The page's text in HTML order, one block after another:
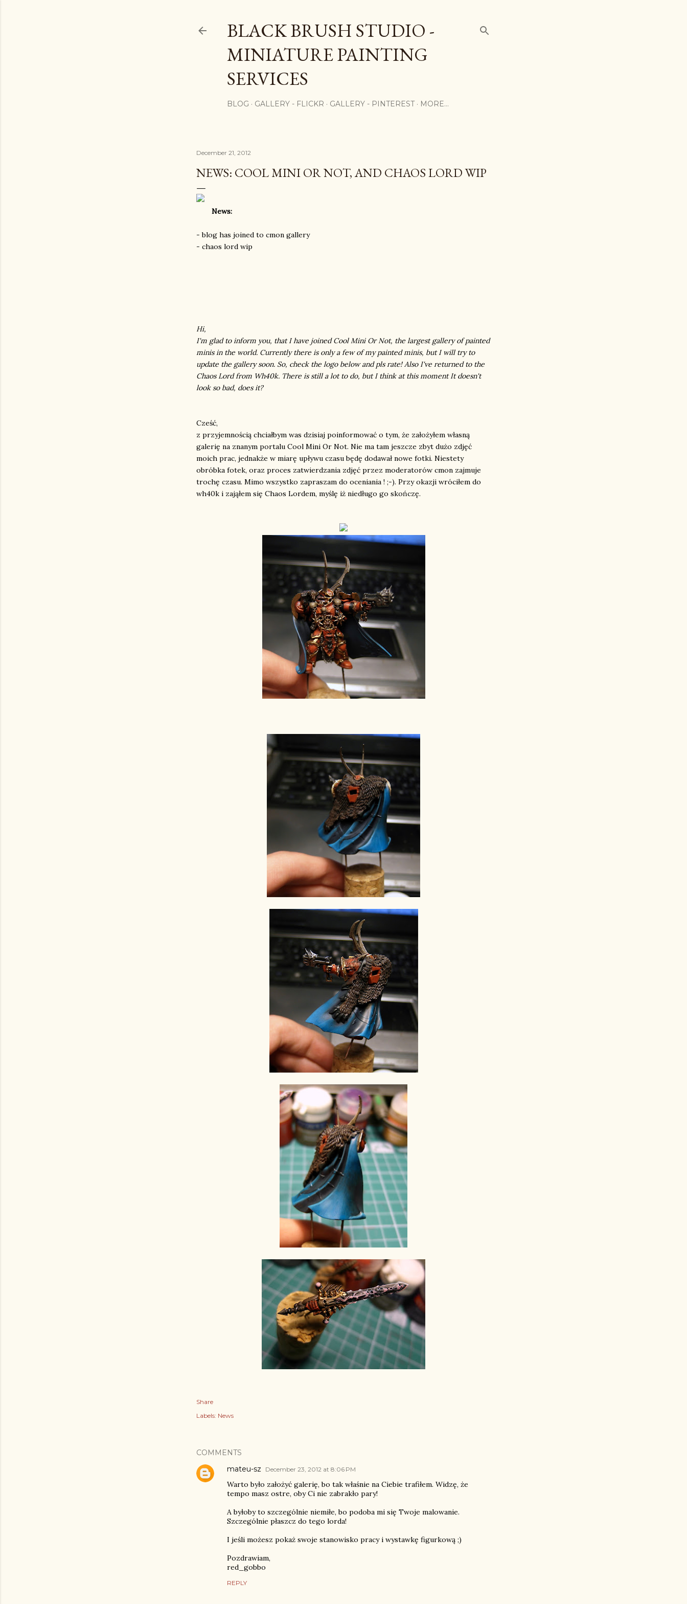
BLACK BRUSH STUDIO -
MINIATURE PAINTING
SERVICES
BLOG GALLERY - FLICKR GALLERY - PINTEREST MORE…
December 21, 2012
NEWS: COOL MINI OR NOT, AND CHAOS LORD WIP
News:
- blog has joined to cmon gallery
- chaos lord wip
Hi,
I'm glad to inform you, that I have joined Cool Mini Or Not, the largest gallery of painted
minis in the world. Currently there is only a few of my painted minis, but I will try to
update the gallery soon. So, check the logo below and pls rate! Also I've returned to the
Chaos Lord from Wh40k. There is still a lot to do, but I think at this momentIt doesn't
look so bad, does it?
Cześć,
z przyjemnością chciałbym was dzisiaj poinformować o tym, że założyłem własną
galerię na znanym portalu Cool Mini Or Not. Nie ma tam jeszcze zbyt dużo zdjęć
moich prac, jednakże w miarę upływu czasu będę dodawał nowe fotki. Niestety
obróbka fotek, oraz proces zatwierdzania zdjęć przez moderatorów cmon zajmuje
trochę czasu. Mimo wszystko zapraszam do oceniania ! ;-). Przy okazji wróciłem do
wh40k i zająłem się Chaos Lordem, myślę iż niedługo go skończę.
Share
Labels: News
COMMENTS
mateu-sz
December 23, 2012 at 8:06 PM
Warto było założyć galerię, bo tak właśnie na Ciebie trafiłem. Widzę, że
tempo masz ostre, oby Ci nie zabrakło pary!
A byłoby to szczególnie niemiłe, bo podoba mi się Twoje malowanie.
Szczególnie płaszcz do tego lorda!
I jeśli możesz pokaż swoje stanowisko pracy i wystawkę figurkową ;)
Pozdrawiam,
red_gobbo
REPLY